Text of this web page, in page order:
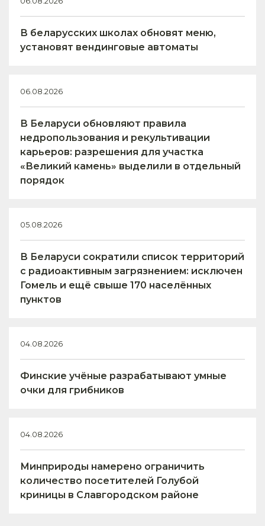
В беларусских школах обновят меню,
установят вендинговые автоматы
06.08.2026
В Беларуси обновляют правила
недропользования и рекультивации
карьеров: разрешения для участка
«Великий камень» выделили в отдельный
порядок
05.08.2026
В Беларуси сократили список территорий
с радиоактивным загрязнением: исключен
Гомель и ещё свыше 170 населённых
пунктов
04.08.2026
Финские учёные разрабатывают умные
очки для грибников
04.08.2026
Минприроды намерено ограничить
количество посетителей Голубой
криницы в Славгородском районе